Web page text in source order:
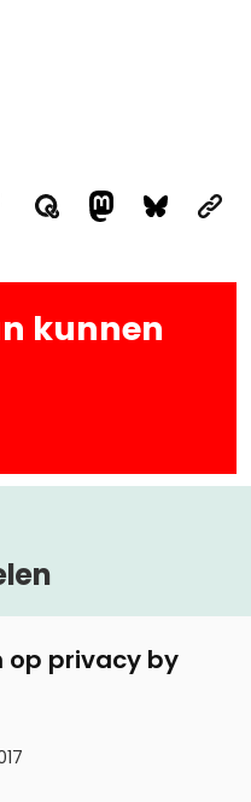
kunnen
op privacy by